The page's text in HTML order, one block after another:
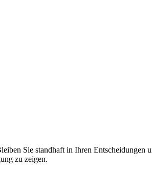
Sie standhaft in Ihren
zu zeigen.